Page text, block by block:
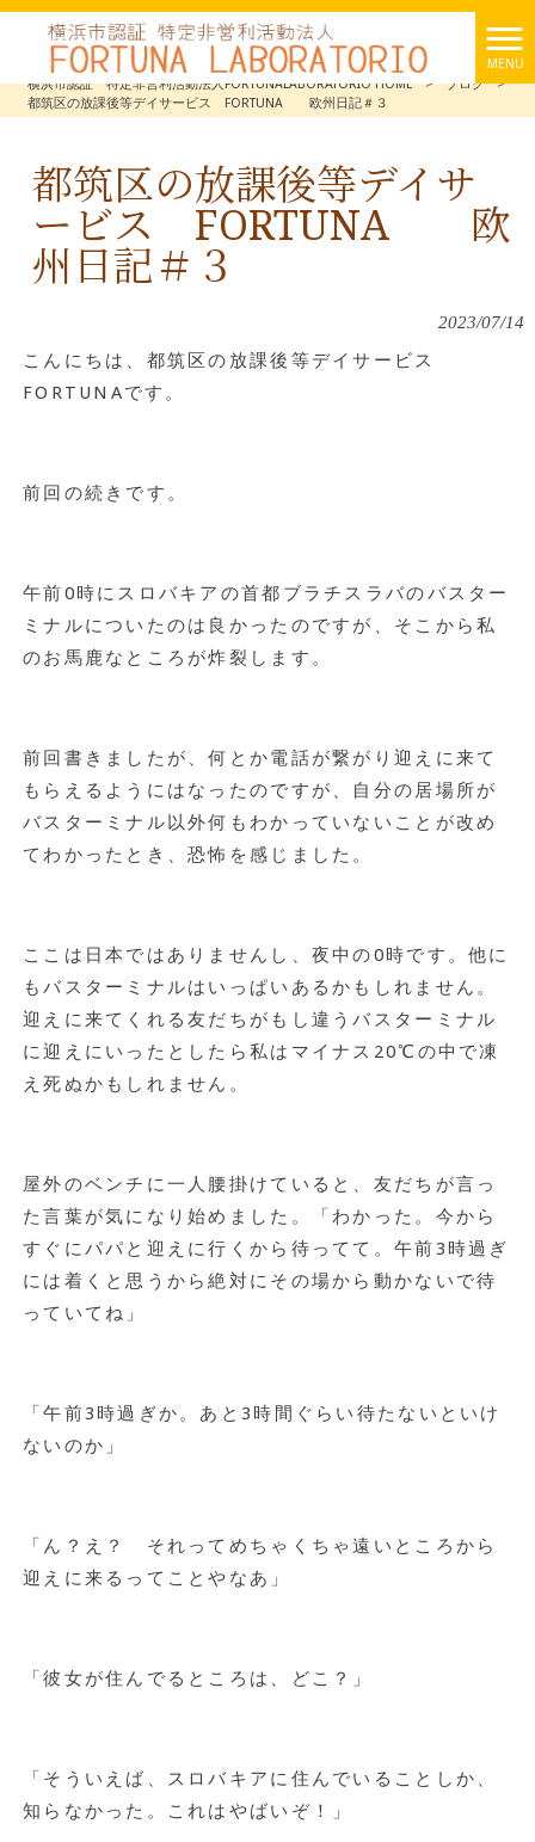
MENU
横浜市認証 特定非営利活動法人FORTUNALABORATORIO HOME
> ブログ
>
都筑区の放課後等デイサービス FORTUNA 欧州日記＃３
都筑区の放課後等デイサ
ービス FORTUNA 欧
州日記＃３
2023/07/14
こんにちは、都筑区の放課後等デイサービス
FORTUNAです。
前回の続きです。
午前0時にスロバキアの首都ブラチスラバのバスター
ミナルについたのは良かったのですが、そこから私
のお馬鹿なところが炸裂します。
前回書きましたが、何とか電話が繋がり迎えに来て
もらえるようにはなったのですが、自分の居場所が
バスターミナル以外何もわかっていないことが改め
てわかったとき、恐怖を感じました。
ここは日本ではありませんし、夜中の0時です。他に
もバスターミナルはいっぱいあるかもしれません。
迎えに来てくれる友だちがもし違うバスターミナル
に迎えにいったとしたら私はマイナス20℃の中で凍
え死ぬかもしれません。
屋外のベンチに一人腰掛けていると、友だちが言っ
た言葉が気になり始めました。「わかった。今から
すぐにパパと迎えに行くから待ってて。午前3時過ぎ
には着くと思うから絶対にその場から動かないで待
っていてね」
「午前3時過ぎか。あと3時間ぐらい待たないといけ
ないのか」
「ん？え？ それってめちゃくちゃ遠いところから
迎えに来るってことやなあ」
「彼女が住んでるところは、どこ？」
「そういえば、スロバキアに住んでいることしか、
知らなかった。これはやばいぞ！」